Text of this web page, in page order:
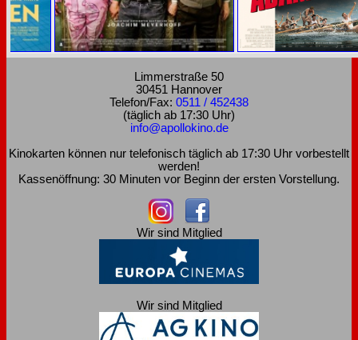
Limmerstraße 50
30451 Hannover
Telefon/Fax: 0511 / 452438
(täglich ab 17:30 Uhr)
info@apollokino.de
Kinokarten können nur telefonisch täglich ab 17:30 Uhr vorbestellt
werden!
Kassenöffnung: 30 Minuten vor Beginn der ersten Vorstellung.
Wir sind Mitglied
Wir sind Mitglied